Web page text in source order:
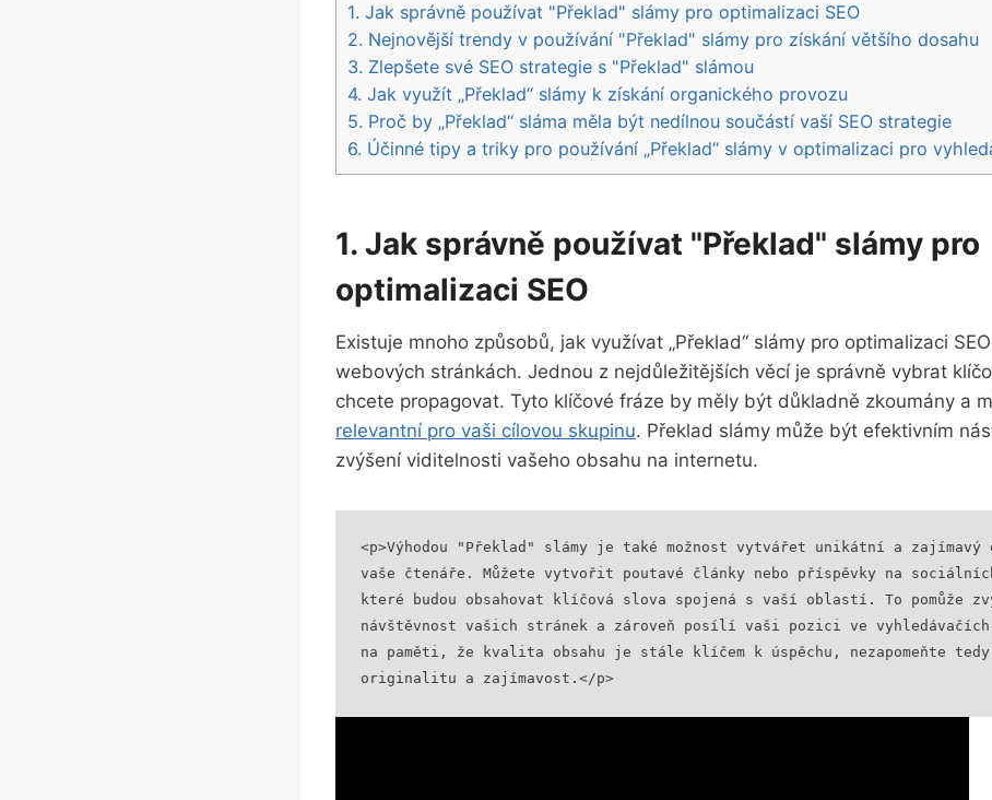
1. Jak správně používat "Překlad" slámy pro optimalizaci SEO
2. Nejnovější trendy v používání "Překlad" slámy pro získání většího dosahu
3. Zlepšete své SEO strategie s "Překlad" slámou
4. Jak využít „Překlad“ slámy k získání organického provozu
5. Proč by „Překlad“ sláma měla být nedílnou součástí vaší SEO strategie
6. Účinné tipy a triky pro používání „Překlad“ slámy v optimalizaci pro
1. Jak správně používat "Překlad" slámy pro
optimalizaci SEO
Existuje mnoho způsobů, jak využívat „Překlad“ slámy pro optimalizaci
webových stránkách. Jednou z nejdůležitějších věcí je správně vybrat
chcete propagovat. Tyto klíčové fráze by měly být důkladně zkoumány a
relevantní pro vaši cílovou skupinu. Překlad slámy může být efektivním
zvýšení viditelnosti vašeho obsahu na internetu.
<p>Výhodou "Překlad" slámy je také možnost vytvářet unikátní a zajímavý
vaše čtenáře. Můžete vytvořit poutavé články nebo příspěvky na
které budou obsahovat klíčová slova spojená s vaší oblastí. To pomůže
návštěvnost vašich stránek a zároveň posílí vaši pozici ve
na paměti, že kvalita obsahu je stále klíčem k úspěchu, nezapomeňte
originalitu a zajímavost.</p>